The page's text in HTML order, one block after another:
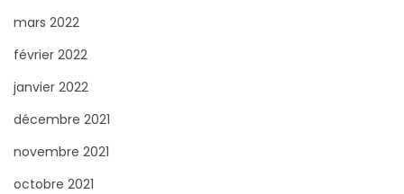
mars 2022
février 2022
janvier 2022
décembre 2021
novembre 2021
octobre 2021